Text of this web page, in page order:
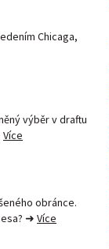
Chicaga,
výběr v draftu
Více
obránce.
➜ Více